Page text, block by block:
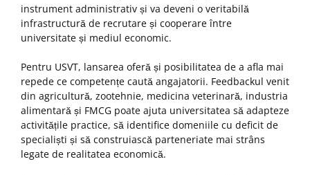
instrument administrativ și va deveni o veritabilă
infrastructură de recrutare și cooperare între
universitate și mediul economic.
Pentru USVT, lansarea oferă și posibilitatea de a afla mai
repede ce competențe caută angajatorii. Feedbackul venit
din agricultură, zootehnie, medicina veterinară, industria
alimentară și FMCG poate ajuta universitatea să adapteze
activitățile practice, să identifice domeniile cu deficit de
specialiști și să construiască parteneriate mai strâns
legate de realitatea economică.